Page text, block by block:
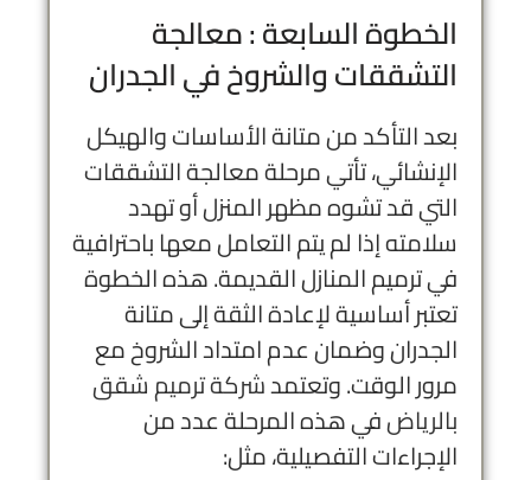
الخطوة السابعة : معالجة
التشققات والشروخ في الجدران
بعد التأكد من متانة الأساسات والهيكل
الإنشائي، تأتي مرحلة معالجة التشققات
التي قد تشوه مظهر المنزل أو تهدد
سلامته إذا لم يتم التعامل معها باحترافية
في ترميم المنازل القديمة. هذه الخطوة
تعتبر أساسية لإعادة الثقة إلى متانة
الجدران وضمان عدم امتداد الشروخ مع
مرور الوقت. وتعتمدشركة ترميم شقق
بالرياضفي هذه المرحلة عدد من
الإجراءات التفصيلية، مثل: